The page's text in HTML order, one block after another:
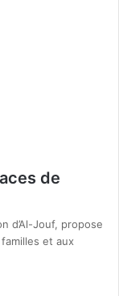
de
d’Al-Jouf, propose
et aux